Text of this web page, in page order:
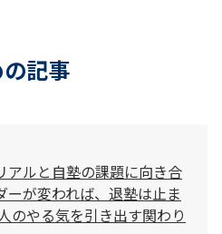
記事
アルと自塾の課題に向き合
ーが変われば、退塾は止ま
のやる気を引き出す関わり